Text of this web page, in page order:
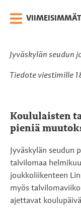
Jyväskylän seudun
Tiedote viestimille
Koululaisten
pieniä
Jyväskylän seudun
talvilomaa
joukkoliikenteen
myös
ajettavat